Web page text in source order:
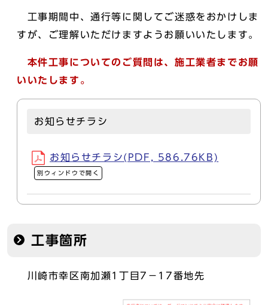
工事期間中、通行等に関してご迷惑をおかけしま
すが、ご理解いただけますようお願いいたします。
本件工事についてのご質問は、施工業者までお願
いいたします。
お知らせチラシ
お知らせチラシ(PDF, 586.76KB)
別ウィンドウで開く
工事箇所
川崎市幸区南加瀬1丁目7－17番地先